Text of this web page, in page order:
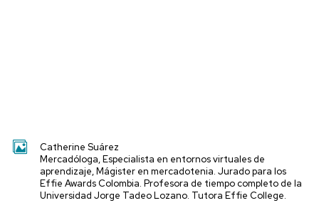
Catherine Suárez
Mercadóloga, Especialista en entornos virtuales de
aprendizaje, Mágister en mercadotenia. Jurado para los
Effie Awards Colombia. Profesora de tiempo completo de la
Universidad Jorge Tadeo Lozano. Tutora Effie College.